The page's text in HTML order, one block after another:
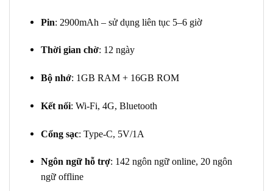
Pin: 2900mAh – sử dụng liên tục 5–6 giờ
Thời gian chờ: 12 ngày
Bộ nhớ: 1GB RAM + 16GB ROM
Kết nối: Wi-Fi, 4G, Bluetooth
Cổng sạc: Type-C, 5V/1A
Ngôn ngữ hỗ trợ: 142 ngôn ngữ online, 20 ngôn
ngữ offline